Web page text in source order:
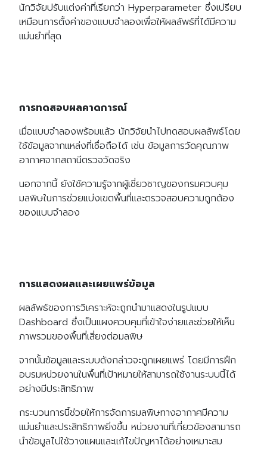
Search
for: Search
นักวิจัยปรับแต่งค่าที่เรียกว่า Hyperparameter ซึ่งเปรียบ
เหมือนการตั้งค่าของแบบจำลองเพื่อให้ผลลัพธ์ที่ได้มีความ
แม่นยำที่สุด
การทดสอบผลคาดการณ์
เมื่อแบบจำลองพร้อมแล้ว นักวิจัยนำไปทดสอบผลลัพธ์โดย
ใช้ข้อมูลจากแหล่งที่เชื่อถือได้ เช่น ข้อมูลการวัดคุณภาพ
อากาศจากสถานีตรวจวัดจริง
นอกจากนี้ ยังใช้ความรู้จากผู้เชี่ยวชาญของกรมควบคุม
มลพิษในการช่วยแบ่งเขตพื้นที่และตรวจสอบความถูกต้อง
ของแบบจำลอง
การแสดงผลและเผยแพร่ข้อมูล
ผลลัพธ์ของการวิเคราะห์จะถูกนำมาแสดงในรูปแบบ
Dashboard ซึ่งเป็นแผงควบคุมที่เข้าใจง่ายและช่วยให้เห็น
ภาพรวมของพื้นที่เสี่ยงต่อมลพิษ
จากนั้นข้อมูลและระบบดังกล่าวจะถูกเผยแพร่ โดยมีการฝึก
อบรมหน่วยงานในพื้นที่เป้าหมายให้สามารถใช้งานระบบนี้ได้
อย่างมีประสิทธิภาพ
กระบวนการนี้ช่วยให้การจัดการมลพิษทางอากาศมีความ
แม่นยำและประสิทธิภาพยิ่งขึ้น หน่วยงานที่เกี่ยวข้องสามารถ
นำข้อมูลไปใช้วางแผนและแก้ไขปัญหาได้อย่างเหมาะสม